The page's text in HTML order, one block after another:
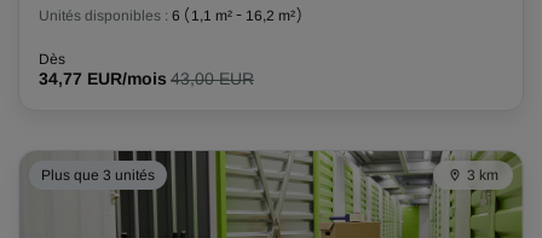
148,00 EUR/mois
Unités disponibles : 6 ( 1,1 m² - 16,2 m²)
Dès
34,77 EUR/mois 43,00 EUR
Plus que 3 unités 3 km